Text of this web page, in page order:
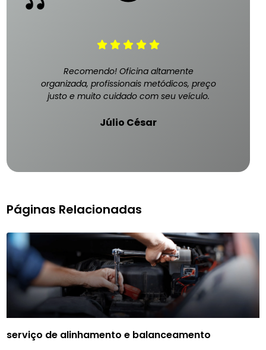
Recomendo! Oficina altamente
organizada, profissionais metódicos, preço
justo e muito cuidado com seu veículo.
Júlio César
Páginas Relacionadas
serviço de alinhamento e balanceamento